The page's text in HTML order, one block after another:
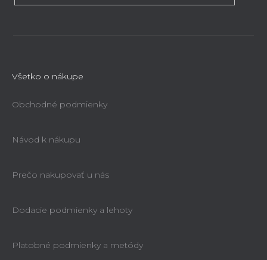
Všetko o nákupe
Obchodné podmienky
Návod k nákupu
Prečo nakupovať u nás
Dodacie podmienky a lehoty
Platobné podmienky a metódy